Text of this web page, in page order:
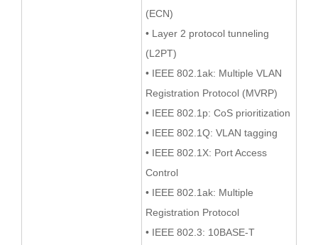
(ECN)
• Layer 2 protocol tunneling
(L2PT)
• IEEE 802.1ak: Multiple VLAN
Registration Protocol (MVRP)
• IEEE 802.1p: CoS prioritization
• IEEE 802.1Q: VLAN tagging
• IEEE 802.1X: Port Access
Control
• IEEE 802.1ak: Multiple
Registration Protocol
• IEEE 802.3: 10BASE-T